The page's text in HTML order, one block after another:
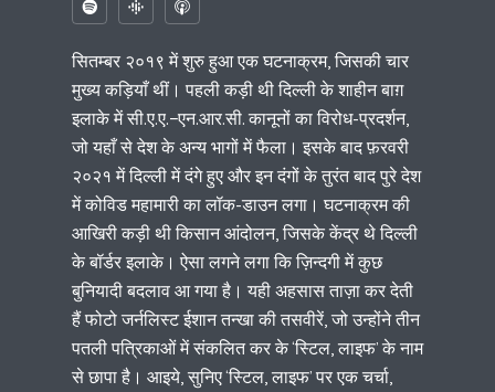
सितम्बर २०१९ में शुरु हुआ एक घटनाक्रम, जिसकी चार
मुख्य कड़ियाँ थीं। पहली कड़ी थी दिल्ली के शाहीन बाग़
इलाके में सी.ए.ए.−एन.आर.सी. कानूनों का विरोध-प्रदर्शन,
जो यहाँ से देश के अन्य भागों में फैला। इसके बाद फ़रवरी
२०२१ में दिल्ली में दंगे हुए और इन दंगों के तुरंत बाद पुरे देश
में कोविड महामारी का लॉक-डाउन लगा। घटनाक्रम की
आखिरी कड़ी थी किसान आंदोलन, जिसके केंद्र थे दिल्ली
के बॉर्डर इलाके। ऐसा लगने लगा कि ज़िन्दगी में कुछ
बुनियादी बदलाव आ गया है। यही अहसास ताज़ा कर देती
हैं फोटो जर्नलिस्ट ईशान तन्खा की तसवीरें, जो उन्होंने तीन
पतली पत्रिकाओं में संकलित कर के ‘स्टिल, लाइफ’ के नाम
से छापा है। आइये, सुनिए ‘स्टिल, लाइफ’ पर एक चर्चा,